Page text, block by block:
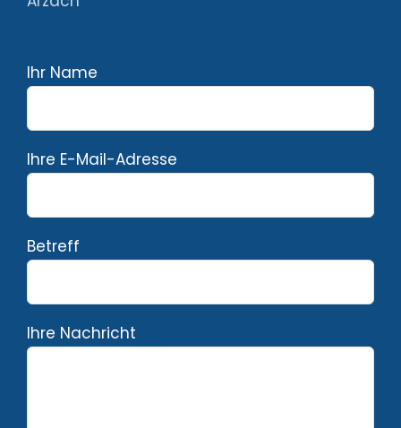
Ihr Name
Ihre E-Mail-Adresse
Betreff
Ihre Nachricht